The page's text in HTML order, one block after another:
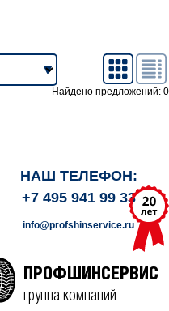
Найдено предложений: 0
НАШ ТЕЛЕФОН:
+7 495 941 99 33
info@profshinservice.ru
ПРОФШИНСЕРВИС
группа компаний